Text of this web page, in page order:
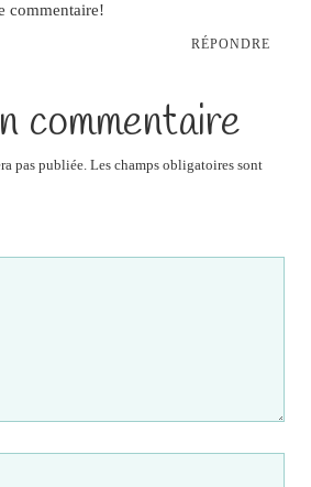
commentaire!
RÉPONDRE
commentaire
pas publiée. Les champs obligatoires sont